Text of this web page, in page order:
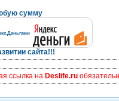
сумму
сайта!!!
ссылка на Deslife.ru